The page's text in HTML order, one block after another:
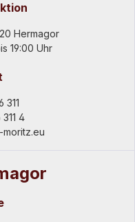
Hermagor
19:00 Uhr
311
4